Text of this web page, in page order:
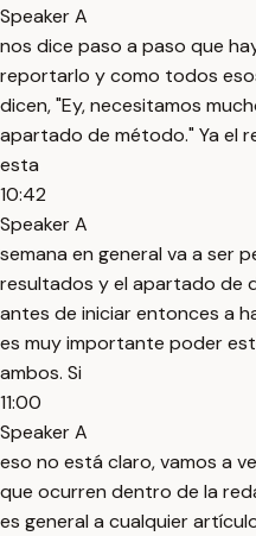
Speaker A
nos dice paso a paso que
reportarlo y como todos
dicen, "Ey, necesitamos
apartado de método." Ya el
esta
10:42
Speaker A
semana en general va a ser
resultados y el apartado de
antes de iniciar entonces a
es muy importante poder
ambos. Si
11:00
Speaker A
eso no está claro, vamos a
que ocurren dentro de la
es general a cualquier